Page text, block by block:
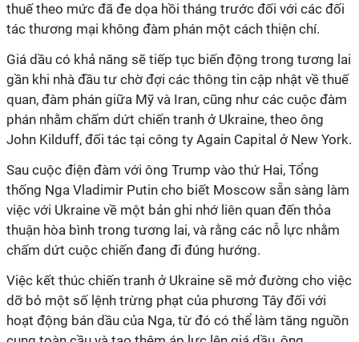
thuế theo mức đã đe dọa hồi tháng trước đối với các đối
tác thương mại không đàm phán một cách thiện chí.
Giá dầu có khả năng sẽ tiếp tục biến động trong tương lai
gần khi nhà đầu tư chờ đợi các thông tin cập nhật về thuế
quan, đàm phán giữa Mỹ và Iran, cũng như các cuộc đàm
phán nhằm chấm dứt chiến tranh ở Ukraine, theo ông
John Kilduff, đối tác tại công ty Again Capital ở New York.
Sau cuộc điện đàm với ông Trump vào thứ Hai, Tổng
thống Nga Vladimir Putin cho biết Moscow sẵn sàng làm
việc với Ukraine về một bản ghi nhớ liên quan đến thỏa
thuận hòa bình trong tương lai, và rằng các nỗ lực nhằm
chấm dứt cuộc chiến đang đi đúng hướng.
Việc kết thúc chiến tranh ở Ukraine sẽ mở đường cho việc
dỡ bỏ một số lệnh trừng phạt của phương Tây đối với
hoạt động bán dầu của Nga, từ đó có thể làm tăng nguồn